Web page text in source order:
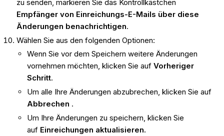
zu senden, markieren Sie das Kontrollkästchen
Empfänger von Einreichungs-E-Mails über diese
Änderungen benachrichtigen.
Wählen Sie aus den folgenden Optionen:
Wenn Sie vor dem Speichern weitere Änderungen
vornehmen möchten, klicken Sie auf Vorheriger
Schritt.
Um alle Ihre Änderungen abzubrechen, klicken Sie auf
Abbrechen .
Um Ihre Änderungen zu speichern, klicken Sie
auf Einreichungen aktualisieren.